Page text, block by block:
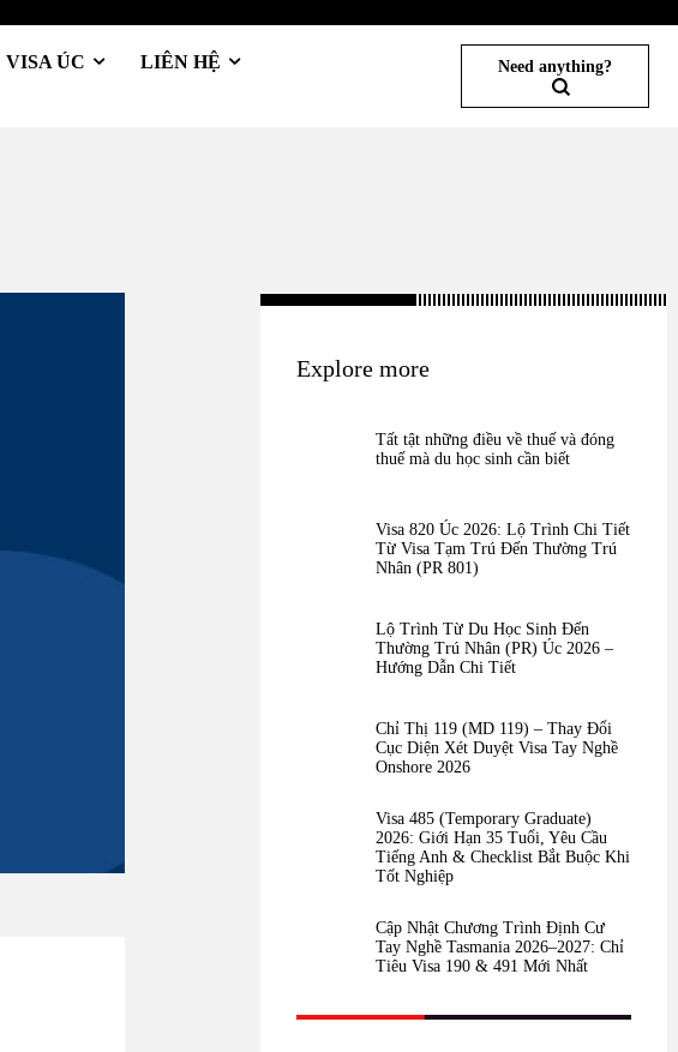
VISA ÚC
LIÊN HỆ
Need anything?
Explore more
Tất tật những điều về thuế và đóng
thuế mà du học sinh cần biết
Visa 820 Úc 2026: Lộ Trình Chi Tiết
Từ Visa Tạm Trú Đến Thường Trú
Nhân (PR 801)
Lộ Trình Từ Du Học Sinh Đến
Thường Trú Nhân (PR) Úc 2026 –
Hướng Dẫn Chi Tiết
Chỉ Thị 119 (MD 119) – Thay Đổi
Cục Diện Xét Duyệt Visa Tay Nghề
Onshore 2026
Visa 485 (Temporary Graduate)
2026: Giới Hạn 35 Tuổi, Yêu Cầu
Tiếng Anh & Checklist Bắt Buộc Khi
Tốt Nghiệp
Cập Nhật Chương Trình Định Cư
Tay Nghề Tasmania 2026–2027: Chỉ
Tiêu Visa 190 & 491 Mới Nhất